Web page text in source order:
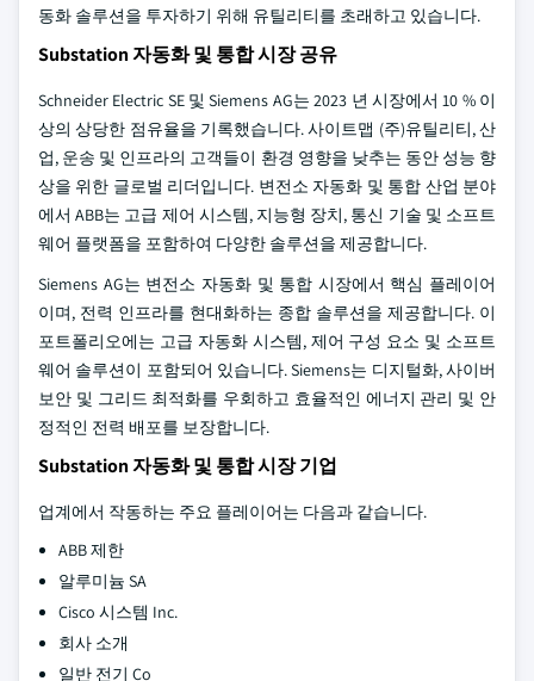
동화 솔루션을 투자하기 위해 유틸리티를 초래하고 있습니다.
Substation 자동화 및 통합 시장 공유
Schneider Electric SE 및 Siemens AG는 2023 년 시장에서 10 % 이
상의 상당한 점유율을 기록했습니다. 사이트맵 (주)유틸리티, 산
업, 운송 및 인프라의 고객들이 환경 영향을 낮추는 동안 성능 향
상을 위한 글로벌 리더입니다. 변전소 자동화 및 통합 산업 분야
에서 ABB는 고급 제어 시스템, 지능형 장치, 통신 기술 및 소프트
웨어 플랫폼을 포함하여 다양한 솔루션을 제공합니다.
Siemens AG는 변전소 자동화 및 통합 시장에서 핵심 플레이어
이며, 전력 인프라를 현대화하는 종합 솔루션을 제공합니다. 이
포트폴리오에는 고급 자동화 시스템, 제어 구성 요소 및 소프트
웨어 솔루션이 포함되어 있습니다. Siemens는 디지털화, 사이버
보안 및 그리드 최적화를 우회하고 효율적인 에너지 관리 및 안
정적인 전력 배포를 보장합니다.
Substation 자동화 및 통합 시장 기업
업계에서 작동하는 주요 플레이어는 다음과 같습니다.
ABB 제한
알루미늄 SA
Cisco 시스템 Inc.
회사 소개
일반 전기 Co